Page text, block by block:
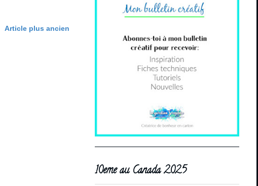
Article plus ancien
10eme au Canada 2025